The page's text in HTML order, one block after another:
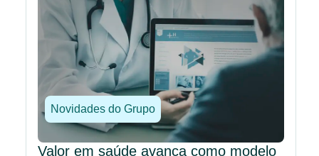
Novidades do Grupo
Valor em saúde avança como modelo